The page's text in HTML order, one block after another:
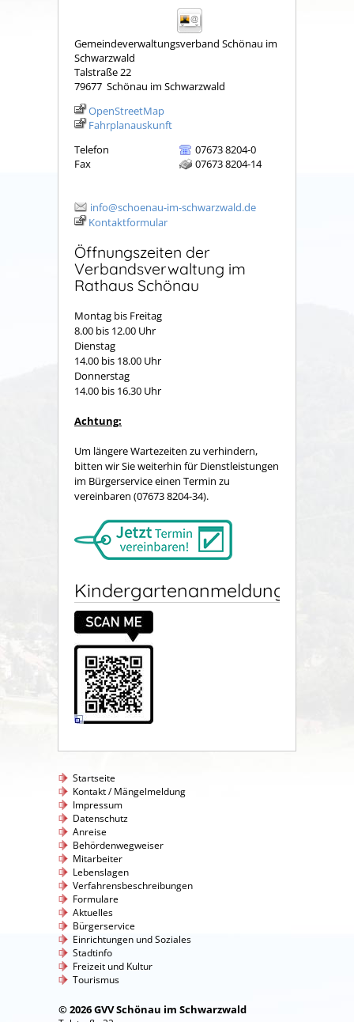
Gemeindeverwaltungsverband Schönau im
Schwarzwald
Talstraße 22
79677 Schönau im Schwarzwald
OpenStreetMap
Fahrplanauskunft
Telefon
07673 8204-0
Fax
07673 8204-14
info@schoenau-im-schwarzwald.de
Kontaktformular
Öffnungszeiten der
Verbandsverwaltung im
Rathaus Schönau
Montag bis Freitag
8.00 bis 12.00 Uhr
Dienstag
14.00 bis 18.00 Uhr
Donnerstag
14.00 bis 16.30 Uhr
Achtung:
Um längere Wartezeiten zu verhindern,
bitten wir Sie weiterhin für Dienstleistungen
im Bürgerservice einen Termin zu
vereinbaren (07673 8204-34).
Kindergartenanmeldung
Startseite
Kontakt / Mängelmeldung
Impressum
Datenschutz
Anreise
Behördenwegweiser
Mitarbeiter
Lebenslagen
Verfahrensbeschreibungen
Formulare
Aktuelles
Bürgerservice
Einrichtungen und Soziales
Stadtinfo
Freizeit und Kultur
Tourismus
© 2026 GVV Schönau im Schwarzwald